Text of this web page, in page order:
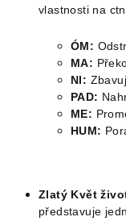
vlastnosti na
ÓM:
MA:
NI:
PAD:
ME:
HUM:
Zlatý Květ
představuje